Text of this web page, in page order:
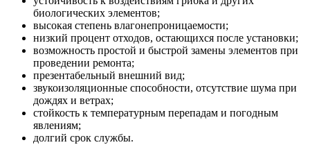
биологических элементов;
высокая степень влагонепроницаемости;
низкий процент отходов, остающихся после установки;
возможность простой и быстрой замены элементов при
проведении ремонта;
презентабельный внешний вид;
звукоизоляционные способности, отсутствие шума при
дождях и ветрах;
стойкость к температурным перепадам и погодным
явлениям;
долгий срок службы.